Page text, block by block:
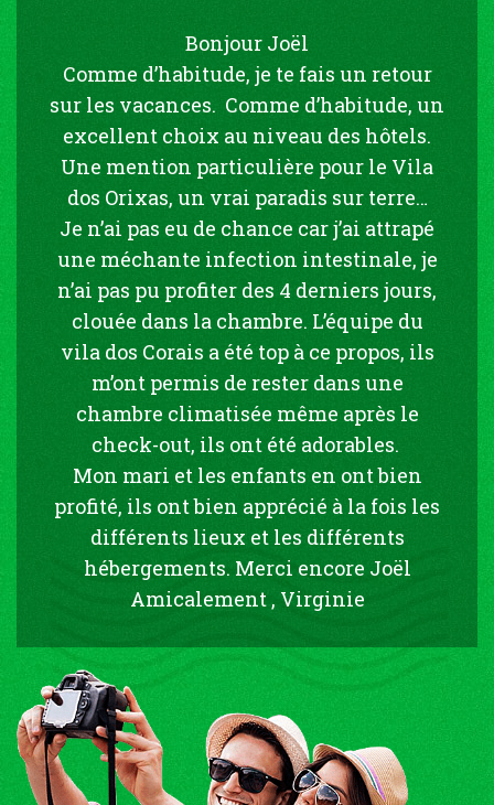
Bonjour Joël
Comme d’habitude, je te fais un retour
sur les vacances. Comme d’habitude, un
excellent choix au niveau des hôtels.
Une mention particulière pour le Vila
dos Orixas, un vrai paradis sur terre…
Je n’ai pas eu de chance car j’ai attrapé
une méchante infection intestinale, je
n’ai pas pu profiter des 4 derniers jours,
clouée dans la chambre. L’équipe du
vila dos Corais a été top à ce propos, ils
m’ont permis de rester dans une
chambre climatisée même après le
check-out, ils ont été adorables.
Mon mari et les enfants en ont bien
profité, ils ont bien apprécié à la fois les
différents lieux et les différents
hébergements. Merci encore Joël
Amicalement , Virginie